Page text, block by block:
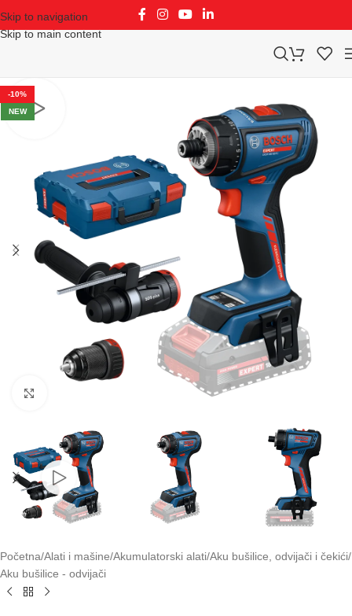
Skip to navigation
Skip to main content
-10%
NEW
Početna/Alati i mašine/Akumulatorski alati/Aku bušilice, odvijači i čekići/
Aku bušilice - odvijači